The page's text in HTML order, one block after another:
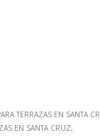
TERRAZAS EN SANTA
EN SANTA CRUZ